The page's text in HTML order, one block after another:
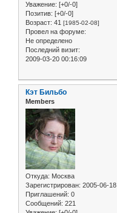
Уважение: [+0/-0]
Позитив: [+0/-0]
Возраст: 41 [1985-02-08]
Провел на форуме:
Не определено
Последний визит:
2009-03-20 00:16:09
Кэт Бильбо
Members
Откуда: Москва
Зарегистрирован: 2005-06-18
Приглашений: 0
Сообщений: 221